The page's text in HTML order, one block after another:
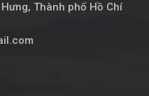
Thành phố Hồ Chí